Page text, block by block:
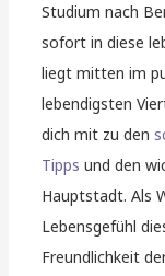
Studium nach
sofort in diese
liegt mitten im
lebendigsten
dich mit zu den
Tipps und den
Hauptstadt. Als
Lebensgefühl
Freundlichkeit